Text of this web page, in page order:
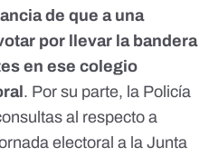
de que a una
por llevar la bandera
en ese colegio
. Por su parte, la Policía
al respecto a
electoral a la Junta